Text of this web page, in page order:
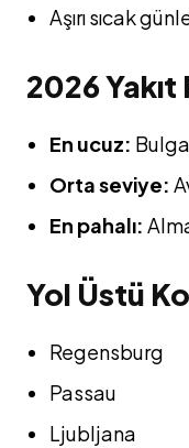
Aşırı sıcak
2026 Yakıt
En ucuz:
Orta seviye:
En pahalı:
Yol Üstü
Regensburg
Passau
Ljubljana